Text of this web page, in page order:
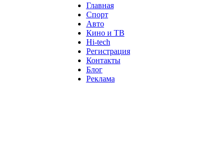
Главная
Спорт
Авто
Кино и ТВ
Hi-tech
Регистрация
Контакты
Блог
Реклама